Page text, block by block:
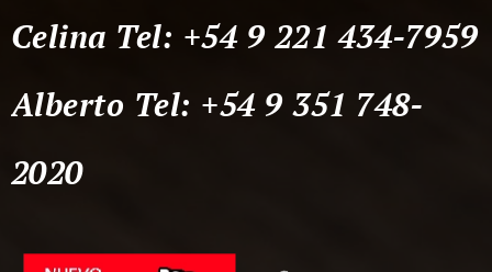
Celina Tel: +54 9 221 434-7959
Alberto Tel: +54 9 351 748-
2020